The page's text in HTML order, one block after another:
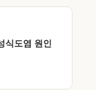
식도염 원인